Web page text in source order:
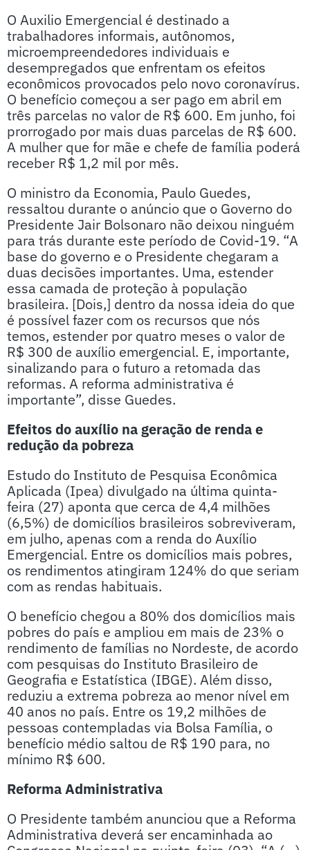
O Auxilio Emergencial é destinado a
trabalhadores informais, autônomos,
microempreendedores individuais e
desempregados que enfrentam os efeitos
econômicos provocados pelo novo coronavírus.
O benefício começou a ser pago em abril em
três parcelas no valor de R$ 600. Em junho, foi
prorrogado por mais duas parcelas de R$ 600.
A mulher que for mãe e chefe de família poderá
receber R$ 1,2 mil por mês.
O ministro da Economia, Paulo Guedes,
ressaltou durante o anúncio que o Governo do
Presidente Jair Bolsonaro não deixou ninguém
para trás durante este período de Covid-19. “A
base do governo e o Presidente chegaram a
duas decisões importantes. Uma, estender
essa camada de proteção à população
brasileira. [Dois,] dentro da nossa ideia do que
é possível fazer com os recursos que nós
temos, estender por quatro meses o valor de
R$ 300 de auxílio emergencial. E, importante,
sinalizando para o futuro a retomada das
reformas. A reforma administrativa é
importante”, disse Guedes.
Efeitos do auxílio na geração de renda e
redução da pobreza
Estudo do Instituto de Pesquisa Econômica
Aplicada (Ipea) divulgado na última quinta-
feira (27) aponta que cerca de 4,4 milhões
(6,5%) de domicílios brasileiros sobreviveram,
em julho, apenas com a renda do Auxílio
Emergencial. Entre os domicílios mais pobres,
os rendimentos atingiram 124% do que seriam
com as rendas habituais.
O benefício chegou a 80% dos domicílios mais
pobres do país e ampliou em mais de 23% o
rendimento de famílias no Nordeste, de acordo
com pesquisas do Instituto Brasileiro de
Geografia e Estatística (IBGE). Além disso,
reduziu a extrema pobreza ao menor nível em
40 anos no país. Entre os 19,2 milhões de
pessoas contempladas via Bolsa Família, o
benefício médio saltou de R$ 190 para, no
mínimo R$ 600.
Reforma Administrativa
O Presidente também anunciou que a Reforma
Administrativa deverá ser encaminhada ao